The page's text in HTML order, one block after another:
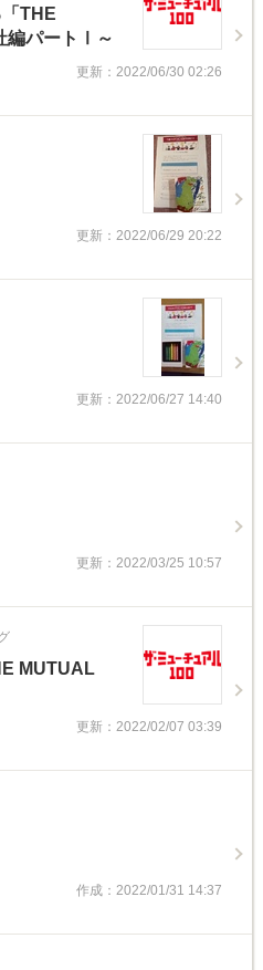
THE
編パートⅠ～
更新：2022/06/30 02:26
更新：2022/06/29 20:22
更新：2022/06/27 14:40
更新：2022/03/25 10:57
MUTUAL
更新：2022/02/07 03:39
作成：2022/01/31 14:37